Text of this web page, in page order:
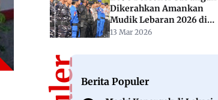
Dikerahkan Amankan
Mudik Lebaran 2026 di
Sulbar
13 Mar 2026
Berita Populer